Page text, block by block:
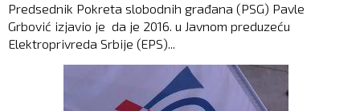
Predsednik Pokreta slobodnih građana (PSG) Pavle
Grbović izjavio je da je 2016. u Javnom preduzeću
Elektroprivreda Srbije (EPS)...